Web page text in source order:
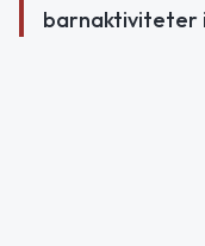
barnaktiviteter